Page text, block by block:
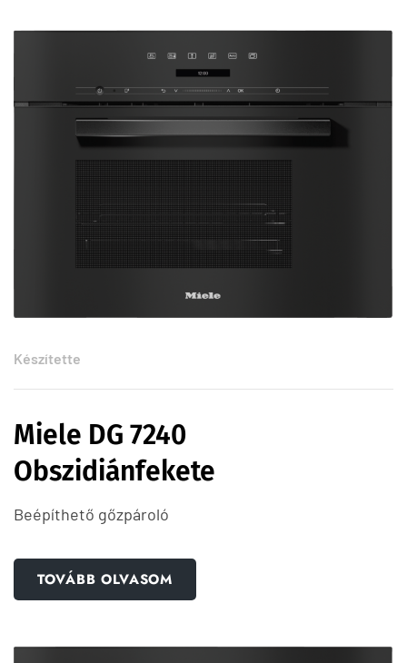
Készítette
Miele DG 7240
Obszidiánfekete
Beépíthető gőzpároló
TOVÁBB OLVASOM